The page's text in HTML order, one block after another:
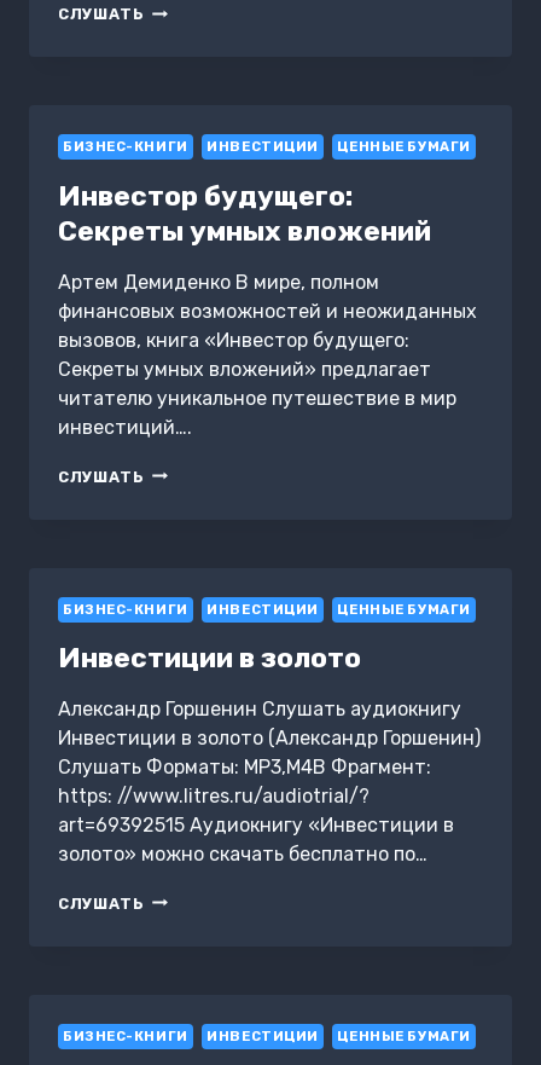
СЛУШАТЬ КАК
БИТКОЙН?
БИЗНЕС-КНИГИ ИНВЕСТИЦИИ ЦЕННЫЕ БУМАГИ
Инвестор будущего:
Секреты умных вложений
Артем Демиденко В мире, полном
финансовых возможностей и неожиданных
вызовов, книга «Инвестор будущего:
Секреты умных вложений» предлагает
читателю уникальное путешествие в мир
инвестиций….
СЛУШАТЬ ИНВЕСТОР
БИЗНЕС-КНИГИ ИНВЕСТИЦИИ ЦЕННЫЕ БУМАГИ
Инвестиции в золото
Александр Горшенин Слушать аудиокнигу
Инвестиции в золото (Александр Горшенин)
Слушать Форматы: MP3,M4B Фрагмент:
https: //www.litres.ru/audiotrial/?
art=69392515 Аудиокнигу «Инвестиции в
золото» можно скачать бесплатно по…
СЛУШАТЬ ИНВЕСТИЦИИ
БИЗНЕС-КНИГИ ИНВЕСТИЦИИ ЦЕННЫЕ БУМАГИ